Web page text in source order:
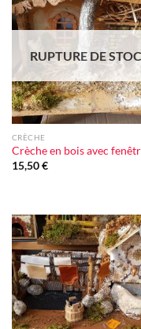
à
RUPTURE DE
CRÈCHE
Crèche en bois avec
15,50€
à